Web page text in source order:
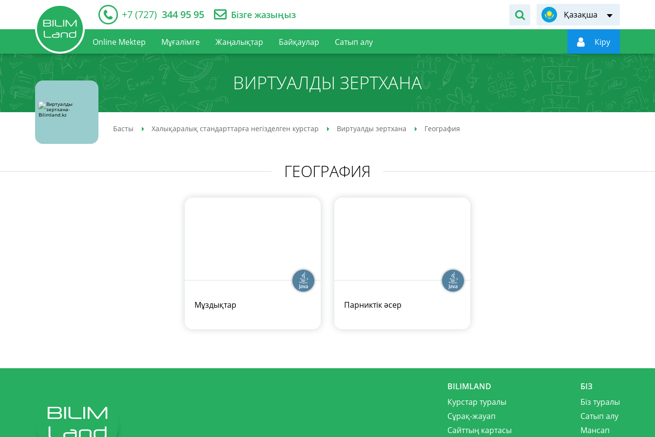
+7 (727) 344 95 95 Бізге жазыңыз Қазақша
Online Mektep Мұғалімге Жаңалықтар Байқаулар Сатып алу  Кiру
ВИРТУАЛДЫ ЗЕРТХАНА
Басты Халықаралық стандарттарға негізделген курстар Виртуалды зертхана География
ГЕОГРАФИЯ
Мұздықтар Парниктік әсер
BILIMLAND
Курстар туралы
Сұрақ-жауап
Сайттың картасы
БІЗ
Біз туралы
Сатып алу
Мансап